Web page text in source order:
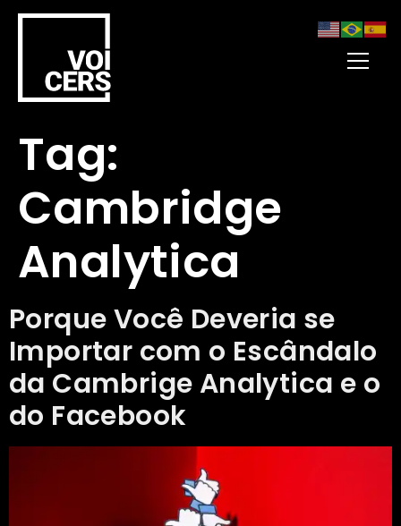
Tag:
Cambridge
Analytica
Porque Você Deveria se
Importar com o Escândalo
da Cambrige Analytica e o
do Facebook